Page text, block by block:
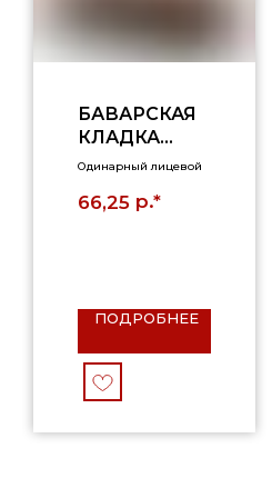
БАВАРСКАЯ
КЛАДКА
"ЭРЛАНГЕН",
РУСТИК,
Одинарный лицевой
66,25 р.*
ПОДРОБНЕЕ